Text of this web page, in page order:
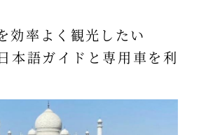
効率よく観光したい
本語ガイドと専用車を利